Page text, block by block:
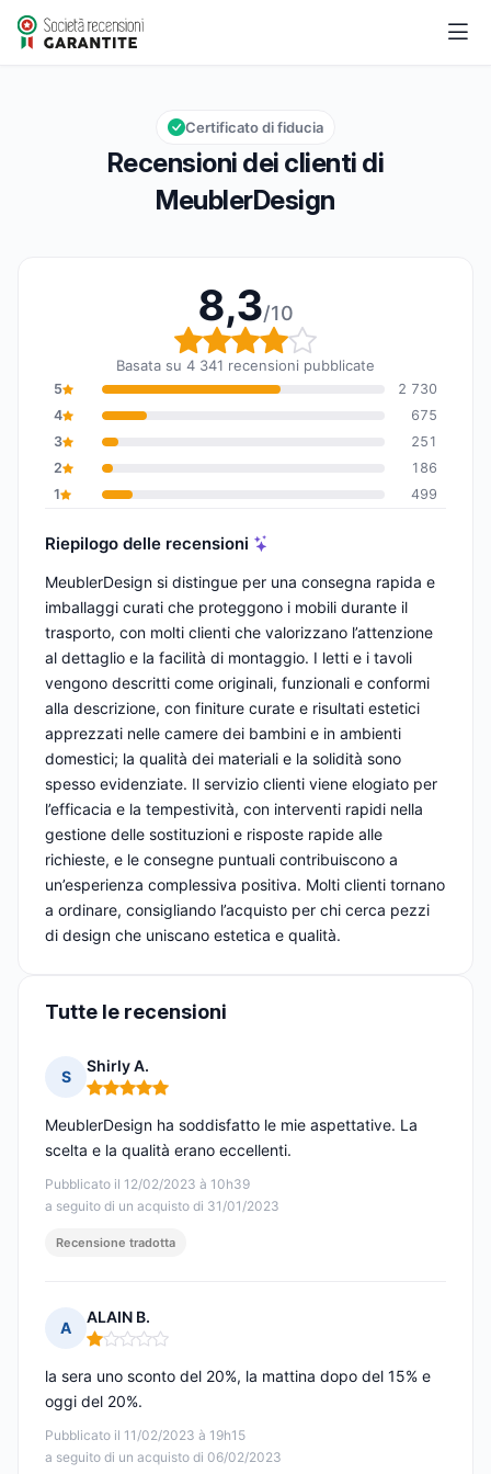
MeublerDesign
Valutazione globale: 8,3 su 10
8,3/10
Recensioni dei clienti di
MeublerDesign
Certificato di fiducia
8,3/10
Valutazione globale:
Basata su 4 341 recensioni pubblicate
5
2 730
4
675
3
251
2
186
1
499
Riepilogo delle recensioni
MeublerDesign si distingue per una consegna rapida e
imballaggi curati che proteggono i mobili durante il
trasporto, con molti clienti che valorizzano l’attenzione
al dettaglio e la facilità di montaggio. I letti e i tavoli
vengono descritti come originali, funzionali e conformi
alla descrizione, con finiture curate e risultati estetici
apprezzati nelle camere dei bambini e in ambienti
domestici; la qualità dei materiali e la solidità sono
spesso evidenziate. Il servizio clienti viene elogiato per
l’efficacia e la tempestività, con interventi rapidi nella
gestione delle sostituzioni e risposte rapide alle
richieste, e le consegne puntuali contribuiscono a
un’esperienza complessiva positiva. Molti clienti tornano
a ordinare, consigliando l’acquisto per chi cerca pezzi
di design che uniscano estetica e qualità.
Tutte le recensioni
S
Shirly A.
Nota: 5 su 5
Pubblicato il 12/02/2023 à 10h39
a seguito di un acquisto di 31/01/2023
MeublerDesign ha soddisfatto le mie aspettative. La
scelta e la qualità erano eccellenti.
Recensione tradotta
A
ALAIN B.
Nota: 1 su 5
Pubblicato il 11/02/2023 à 19h15
a seguito di un acquisto di 06/02/2023
la sera uno sconto del 20%, la mattina dopo del 15% e
oggi del 20%.